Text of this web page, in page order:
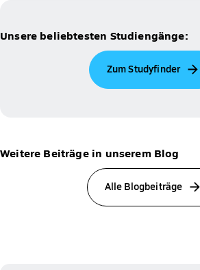
Unsere beliebtesten Studiengänge:
Zum Studyfinder
Weitere Beiträge in unserem Blog
Alle Blogbeiträge